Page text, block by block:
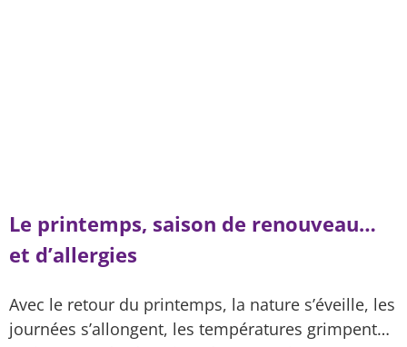
Le printemps, saison de renouveau…
et d’allergies
Avec le retour du printemps, la nature s’éveille, les
journées s’allongent, les températures grimpent…